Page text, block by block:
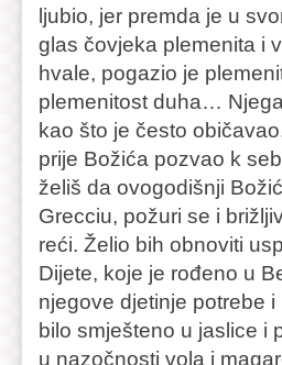
ljubio, jer premda je u
glas čovjeka plemenita i
hvale, pogazio je
plemenitost duha…
kao što je često
prije Božića pozvao k
želiš da ovogodišnji
Grecciu, požuri se i
reći. Želio bih obnoviti
Dijete, koje je rođeno u
njegove djetinje potrebe
bilo smješteno u jaslice i
u nazočnosti vola i